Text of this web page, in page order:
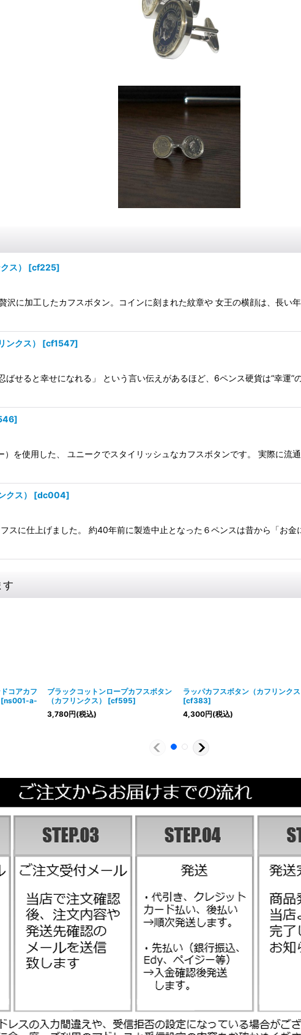
ス） [cf225]
沢に加工したカフスボタン。コインに刻まれた紋章や 女王の横顔は、長い
クス） [cf1547]
せると幸せになれる」 という言い伝えがあるほど、6ペンス硬貨は“幸運
]
を使用した、 ユニークでスタイリッシュなカフスボタンです。 実際に流
ス） [dc004]
スに仕上げました。 約40年前に製造中止となった６ペンスは昔から「お
す
コアカフ
[ns001-a-
ブラックコットンロープカフスボタン
（カフリンクス）
[cf595]
3,780円(税込)
ラッパカフスボタン（カフリンクス
[cf383]
4,300円(税込)